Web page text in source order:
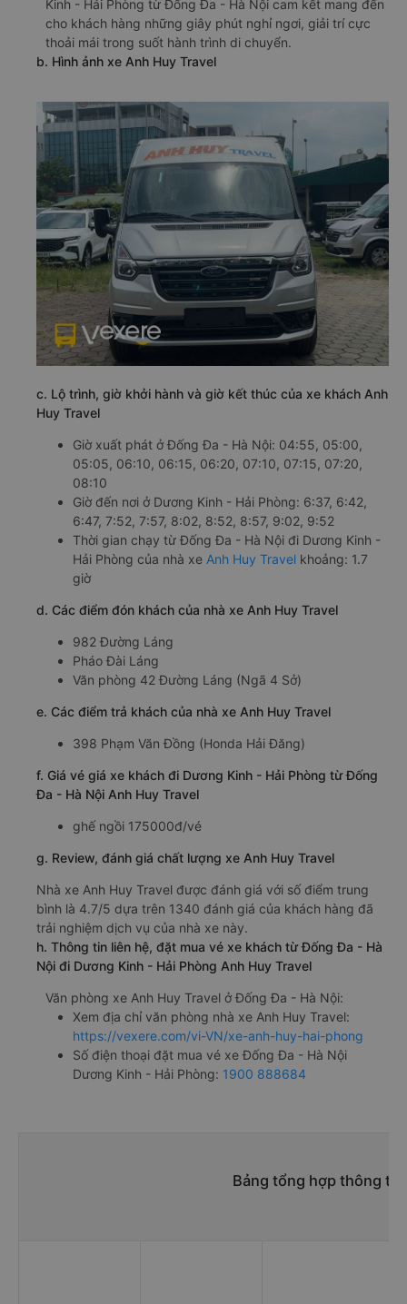
Kinh - Hải Phòng từ Đống Đa - Hà Nội cam kết mang đến
cho khách hàng những giây phút nghỉ ngơi, giải trí cực
thoải mái trong suốt hành trình di chuyển.
b. Hình ảnh xe Anh Huy Travel
c. Lộ trình, giờ khởi hành và giờ kết thúc của xe khách Anh
Huy Travel
Giờ xuất phát ở Đống Đa - Hà Nội: 04:55, 05:00,
05:05, 06:10, 06:15, 06:20, 07:10, 07:15, 07:20,
08:10
Giờ đến nơi ở Dương Kinh - Hải Phòng: 6:37, 6:42,
6:47, 7:52, 7:57, 8:02, 8:52, 8:57, 9:02, 9:52
Thời gian chạy từ Đống Đa - Hà Nội đi Dương Kinh -
Hải Phòng của nhà xe Anh Huy Travel khoảng: 1.7
giờ
d. Các điểm đón khách của nhà xe Anh Huy Travel
982 Đường Láng
Pháo Đài Láng
Văn phòng 42 Đường Láng (Ngã 4 Sở)
e. Các điểm trả khách của nhà xe Anh Huy Travel
398 Phạm Văn Đồng (Honda Hải Đăng)
f. Giá vé giá xe khách đi Dương Kinh - Hải Phòng từ Đống
Đa - Hà Nội Anh Huy Travel
ghế ngồi 175000đ/vé
g. Review, đánh giá chất lượng xe Anh Huy Travel
Nhà xe Anh Huy Travel được đánh giá với số điểm trung
bình là 4.7/5 dựa trên 1340 đánh giá của khách hàng đã
trải nghiệm dịch vụ của nhà xe này.
h. Thông tin liên hệ, đặt mua vé xe khách từ Đống Đa - Hà
Nội đi Dương Kinh - Hải Phòng Anh Huy Travel
Văn phòng xe Anh Huy Travel ở Đống Đa - Hà Nội:
Xem địa chỉ văn phòng nhà xe Anh Huy Travel:
https://vexere.com/vi-VN/xe-anh-huy-hai-phong
Số điện thoại đặt mua vé xe Đống Đa - Hà Nội
Dương Kinh - Hải Phòng: 1900 888684
Bảng tổng hợp thông